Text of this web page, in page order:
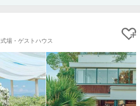
式場・ゲストハウス